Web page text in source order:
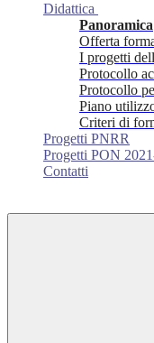
Didattica
Panoramica
Offerta
I progetti
Protocollo
Protocollo
Piano
Criteri di
Progetti PNRR
Progetti PON
Contatti